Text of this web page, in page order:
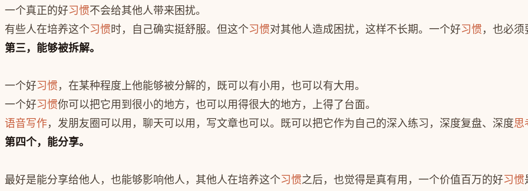
一个真正的好习惯不会给其他人带来困扰。
有些人在培养这个习惯时，自己确实挺舒服。但这个习惯对其他人造成困扰，这样不长期。一个好习惯，也必须
第三，能够被拆解。
一个好习惯，在某种程度上他能够被分解的，既可以有小用，也可以有大用。
一个好习惯你可以把它用到很小的地方，也可以用得很大的地方，上得了台面。
语音写作，发朋友圈可以用，聊天可以用，写文章也可以。既可以把它作为自己的深入练习，深度复盘、深度思
第四个，能分享。
最好是能分享给他人，也能够影响他人，其他人在培养这个习惯之后，也觉得是真有用，一个价值百万的好习惯